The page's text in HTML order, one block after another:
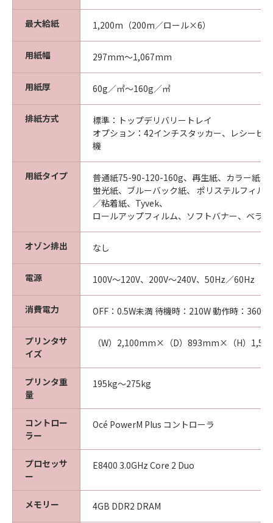
最大給紙 1,200m（200m／ロール×6）
用紙幅 297mm～1,067mm
用紙厚 60g／㎡～160g／㎡
排紙方式
標準：トップデリバリートレイ
オプション：42インチスタッカー、レシービ
機
用紙タイプ
普通紙75-90-120-160g、再生紙、カラー紙、
蛍光紙、ブルーバック紙、 ポリステルフィル
／粘着紙、Tyvek、
ロールアップフィルム、ソフトバナー、ベラム
オゾン排出 なし
電源 100V～120V、200V～240V、50Hz／60Hz
消費電力 OFF：0.5W未満 待機時：210W 動作時：360W
プリンタサ
イズ
（W）2,100mm×（D）893mm×（H）
プリンタ重
量
195kg～275kg
コントロー
ラー
Océ PowerM Plus コントローラ
プロセッサ
ー
E8400 3.0GHz Core 2 Duo
メモリー 4GB DDR2 DRAM